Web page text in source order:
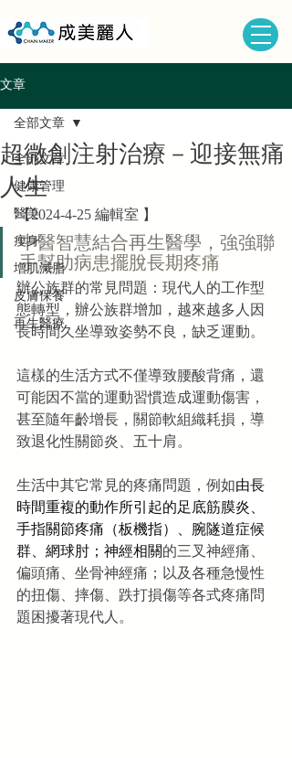
文章
全部文章
健康管理
醫美
瘦身
增肌減脂
皮膚保養
再生醫療
全部文章
超微創注射治療－迎接無痛
人生
【2024-4-25 編輯室 】
中醫智慧結合再生醫學，強強聯
手幫助病患擺脫長期疼痛
辦公族群的常見問題：現代人的工作型
態轉型，辦公族群增加，越來越多人因
長時間久坐導致姿勢不良，缺乏運動。
這樣的生活方式不僅導致腰酸背痛，還
可能因不當的運動習慣造成運動傷害，
甚至隨年齡增長，關節軟組織耗損，導
致退化性關節炎、五十肩。
生活中其它常見的疼痛問題，例如由長
時間重複的動作所引起的足底筋膜炎、
手指關節疼痛（板機指）、腕隧道症候
群、網球肘；神經相關的三叉神經痛、
偏頭痛、坐骨神經痛；以及各種急慢性
的扭傷、摔傷、跌打損傷等各式疼痛問
題困擾著現代人。